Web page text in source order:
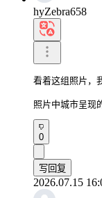
hyZebra658
看着这组照片，
照片中城市呈现
0
写回复
2026.07.15